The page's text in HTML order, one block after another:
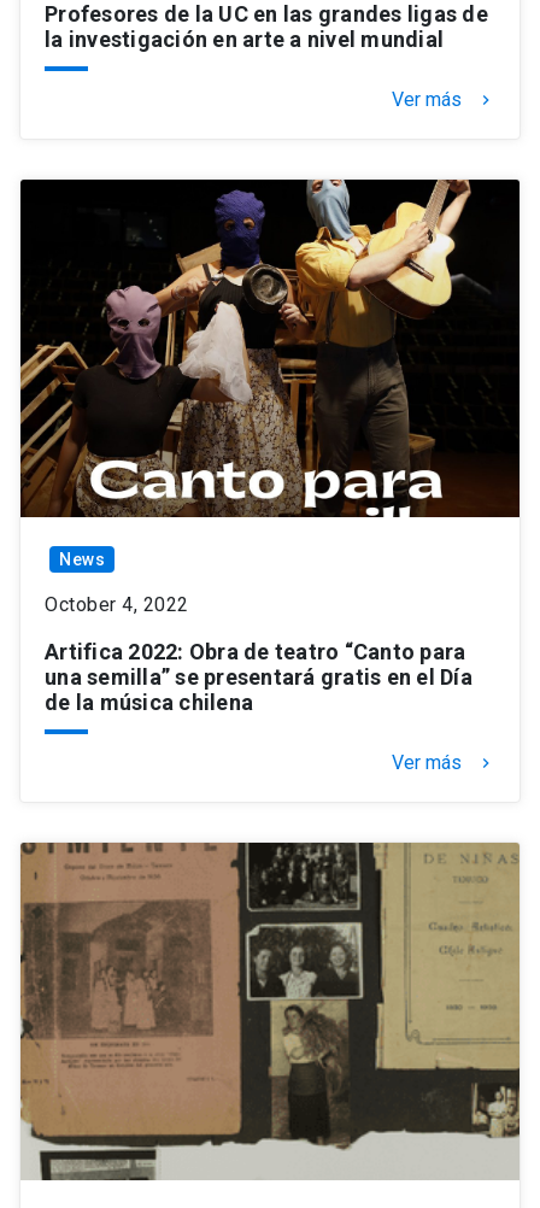
Profesores de la UC en las grandes ligas de
la investigación en arte a nivel mundial
Ver más keyboard_arrow_right
News
October 4, 2022
Artifica 2022: Obra de teatro “Canto para
una semilla” se presentará gratis en el Día
de la música chilena
Ver más keyboard_arrow_right